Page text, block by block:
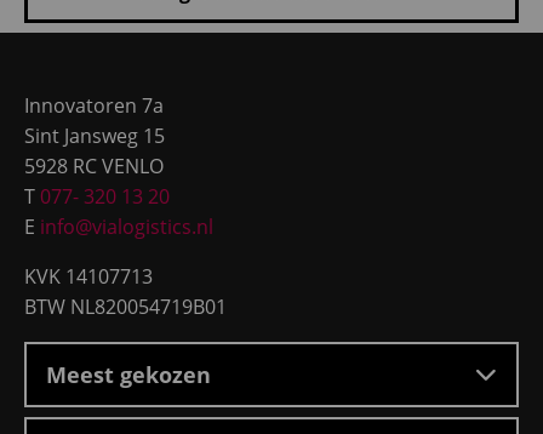
Warehouse
Innovatoren 7a
Sint Jansweg 15
5928 RC VENLO
T 077- 320 13 20
E info@vialogistics.nl
KVK 14107713
BTW NL820054719B01
Meest gekozen